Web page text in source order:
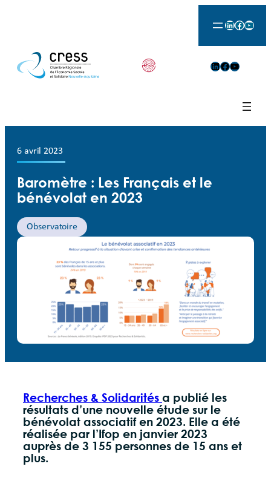
LinkedIn
Facebook
LinkedIn
Facebook
YouTube
6 avril 2023
Baromètre : Les Français et le
bénévolat en 2023
Observatoire
Recherches & Solidarités a publié les
résultats d’une nouvelle étude sur le
bénévolat associatif en 2023. Elle a été
réalisée par l’Ifop en janvier 2023
auprès de 3 155 personnes de 15 ans et
plus.